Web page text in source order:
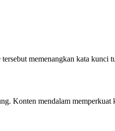
memenangkan kata kunci
Konten mendalam memperkuat